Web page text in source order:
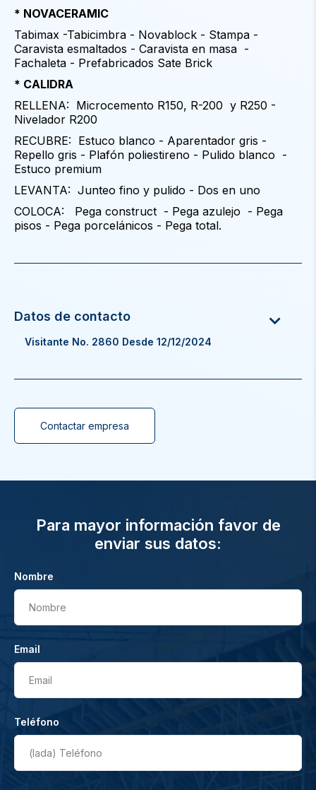
* NOVACERAMIC
Tabimax -Tabicimbra - Novablock - Stampa -
Caravista esmaltados - Caravista en masa -
Fachaleta - Prefabricados Sate Brick
* CALIDRA
RELLENA: Microcemento R150, R-200 y R250 -
Nivelador R200
RECUBRE: Estuco blanco - Aparentador gris -
Repello gris - Plafón poliestireno - Pulido blanco -
Estuco premium
LEVANTA: Junteo fino y pulido - Dos en uno
COLOCA: Pega construct - Pega azulejo - Pega
pisos - Pega porcelánicos - Pega total.
Visitante No. 2860 Desde 12/12/2024
Contactar empresa
Para mayor información favor de
enviar sus datos:
Nombre
Nombre
Email
Email
Teléfono
(lada) Teléfono